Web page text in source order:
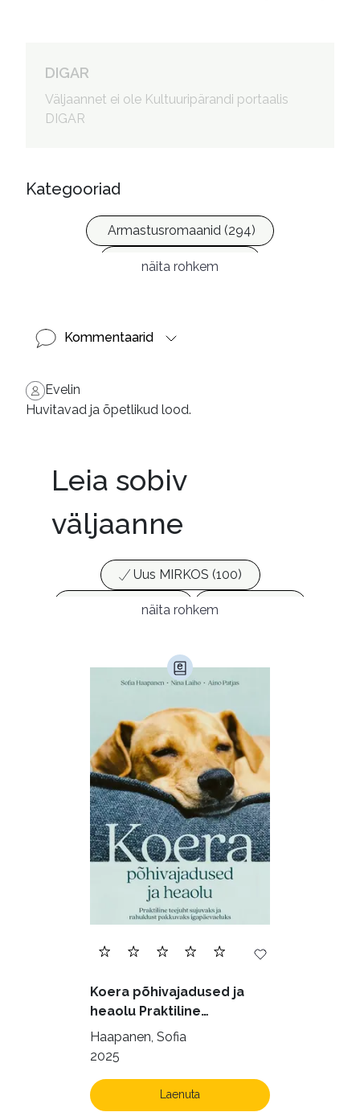
DIGAR
Väljaannet ei ole Kultuuripärandi portaalis
DIGAR
Kategooriad
Armastusromaanid (294)
Eesti kirjandus (1774)
näita rohkem
Kommentaarid
Evelin
Huvitavad ja õpetlikud lood.
Leia sobiv
väljaanne
Uus MIRKOS (100)
Populaarsed (25)
Ajakirjad (17)
Armastusromaanid (294)
Biograafiad (229)
Eesti kirjandus (1774)
Ettevõtlus (30)
Filoloogia (121)
Filosoofia (147)
Geograafia (65)
Haridus (20)
Ilukirjandus (4255)
Krimi ja põnevik (1285)
Kultuur ja teadus (45)
Kunst ja looming (86)
Laste- ja noortekirjandus (580)
näita rohkem
Koera põhivajadused ja
heaolu Praktiline
käsiraamat sujuvaks ja
rahuldust pakkuvaks
Haapanen, Sofia
2025
Laenuta